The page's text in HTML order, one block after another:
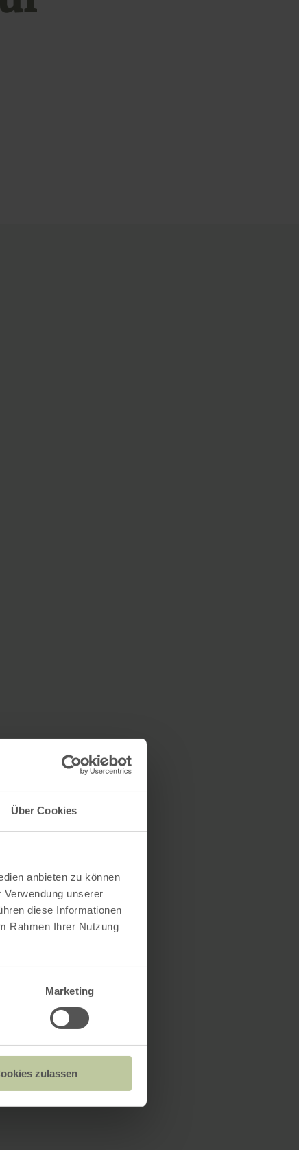
Über Cookies
anbieten zu können
unserer
diese Informationen
Rahmen Ihrer Nutzung
Marketing
zulassen